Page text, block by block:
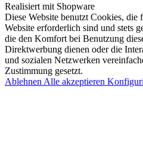
Realisiert mit Shopware
Diese Website benutzt Cookies, die
Website erforderlich sind und stets
die den Komfort bei Benutzung
Direktwerbung dienen oder die
und sozialen Netzwerken
Zustimmung gesetzt.
Ablehnen Alle akzeptieren